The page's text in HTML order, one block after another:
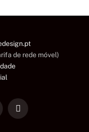
de rede móvel)
TikTok